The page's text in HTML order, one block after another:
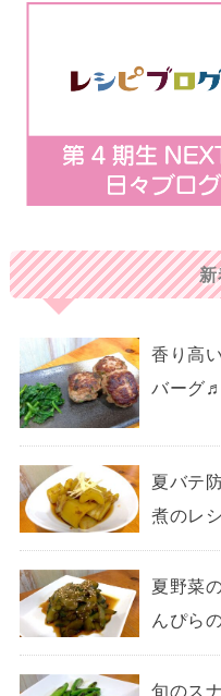
新
香り高
バーグ
夏バテ
煮のレ
夏野菜
んぴら
旬のス